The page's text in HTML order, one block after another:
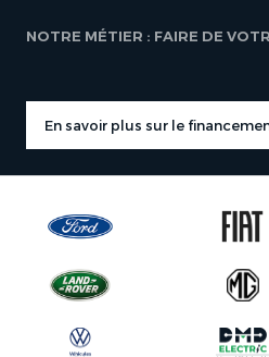
NOTRE MÉTIER : FAIRE DE
En savoir plus sur le